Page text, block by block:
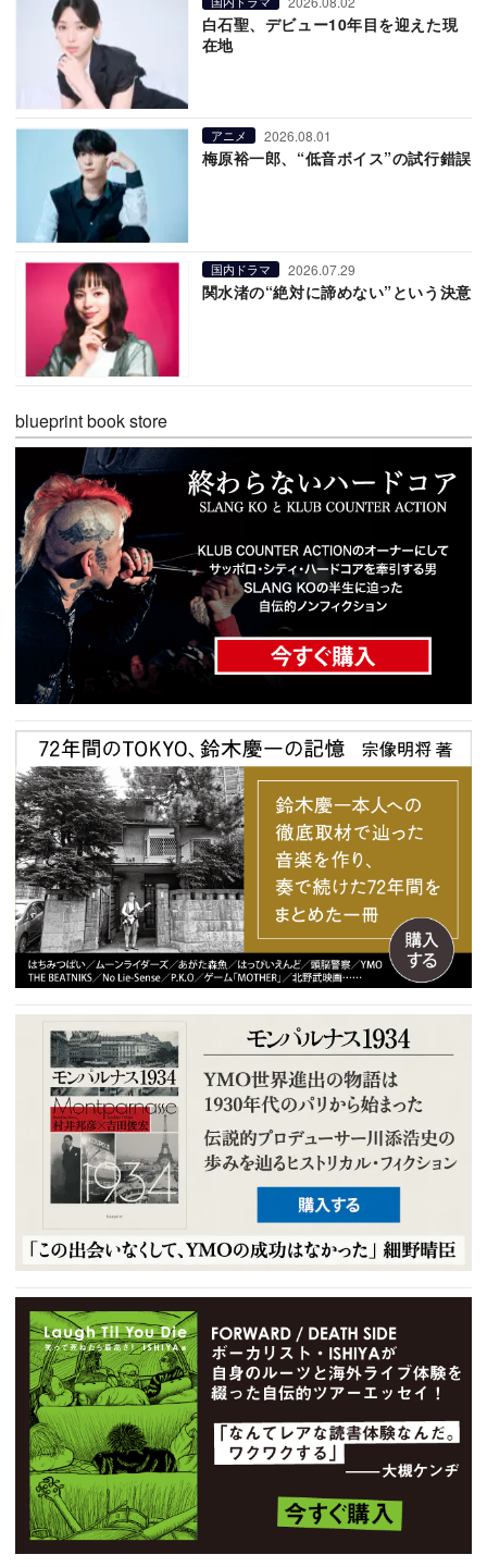
白石聖、デビュー10年目を迎えた現
在地
アニメ 2026.08.01
梅原裕一郎、“低音ボイス”の試行錯誤
国内ドラマ 2026.07.29
関水渚の“絶対に諦めない”という決意
blueprint book store